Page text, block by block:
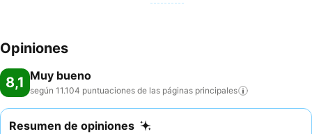
Opiniones
8,1 Muy bueno
según 11.104 puntuaciones de las páginas principales
Resumen de opiniones